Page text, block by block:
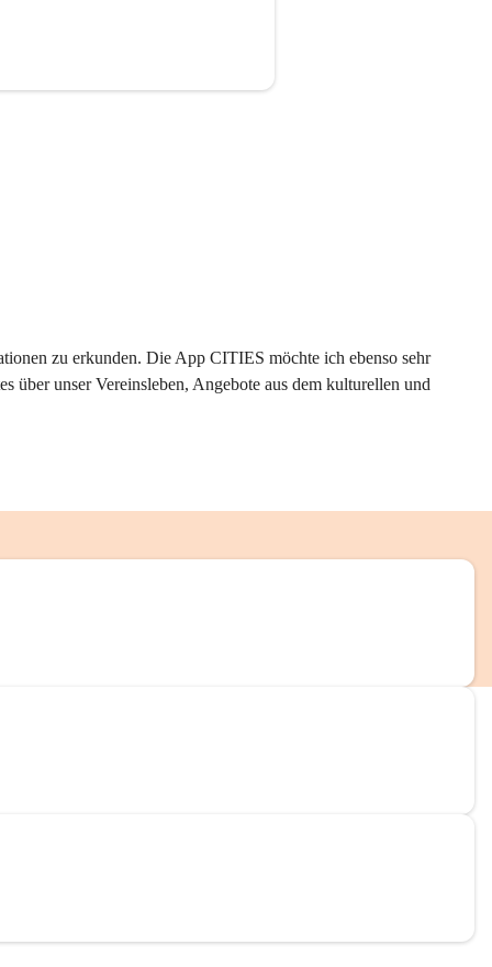
zu erkunden. Die App CITIES möchte ich ebenso sehr
über unser Vereinsleben, Angebote aus dem kulturellen und